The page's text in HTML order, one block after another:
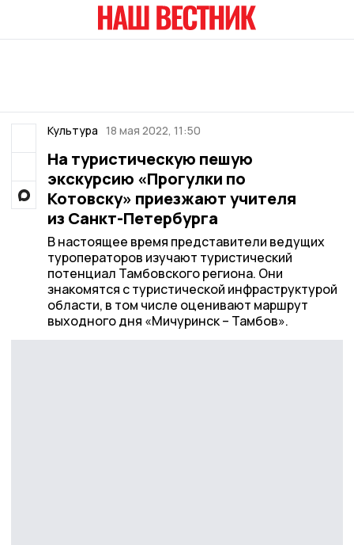
Культура 18 мая 2022, 11:50
На туристическую пешую
экскурсию «Прогулки по
Котовску» приезжают учителя
из Санкт-Петербурга
В настоящее время представители ведущих
туроператоров изучают туристический
потенциал Тамбовского региона. Они
знакомятся с туристической инфраструктурой
области, в том числе оценивают маршрут
выходного дня «Мичуринск – Тамбов».